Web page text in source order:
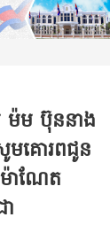
ម៉ម ប៊ុននាង
មគោរពជូន
ាណែត